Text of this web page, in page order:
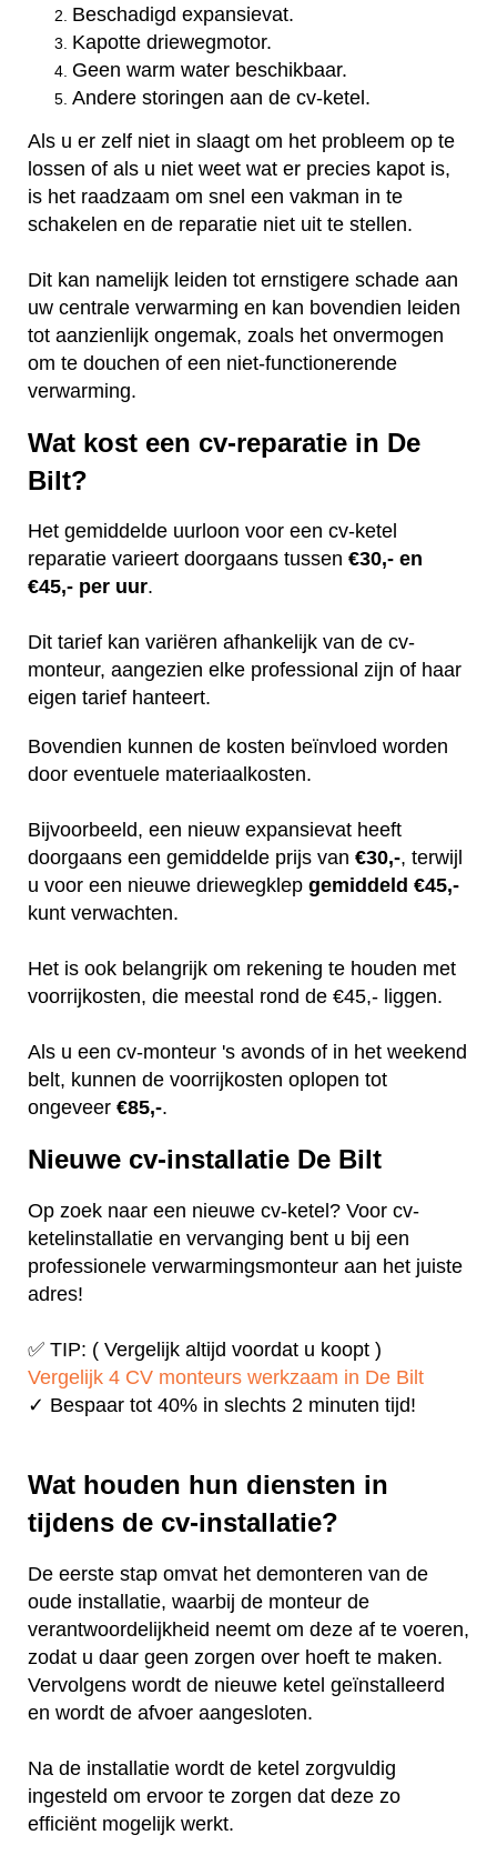
Beschadigd expansievat.
Kapotte driewegmotor.
Geen warm water beschikbaar.
Andere storingen aan de cv-ketel.
Als u er zelf niet in slaagt om het probleem op te
lossen of als u niet weet wat er precies kapot is,
is het raadzaam om snel een vakman in te
schakelen en de reparatie niet uit te stellen.
Dit kan namelijk leiden tot ernstigere schade aan
uw centrale verwarming en kan bovendien leiden
tot aanzienlijk ongemak, zoals het onvermogen
om te douchen of een niet-functionerende
verwarming.
Wat kost een cv-reparatie in De
Bilt?
Het gemiddelde uurloon voor een cv-ketel
reparatie varieert doorgaans tussen €30,- en
€45,- per uur.
Dit tarief kan variëren afhankelijk van de cv-
monteur, aangezien elke professional zijn of haar
eigen tarief hanteert.
Bovendien kunnen de kosten beïnvloed worden
door eventuele materiaalkosten.
Bijvoorbeeld, een nieuw expansievat heeft
doorgaans een gemiddelde prijs van €30,-, terwijl
u voor een nieuwe driewegklep gemiddeld €45,-
kunt verwachten.
Het is ook belangrijk om rekening te houden met
voorrijkosten, die meestal rond de €45,- liggen.
Als u een cv-monteur 's avonds of in het weekend
belt, kunnen de voorrijkosten oplopen tot
ongeveer €85,-.
Nieuwe cv-installatie De Bilt
Op zoek naar een nieuwe cv-ketel? Voor cv-
ketelinstallatie en vervanging bent u bij een
professionele verwarmingsmonteur aan het juiste
adres!
✅ TIP: ( Vergelijk altijd voordat u koopt )
Vergelijk 4 CV monteurs werkzaam in De Bilt
✓ Bespaar tot 40% in slechts 2 minuten tijd!
Wat houden hun diensten in
tijdens de cv-installatie?
De eerste stap omvat het demonteren van de
oude installatie, waarbij de monteur de
verantwoordelijkheid neemt om deze af te voeren,
zodat u daar geen zorgen over hoeft te maken.
Vervolgens wordt de nieuwe ketel geïnstalleerd
en wordt de afvoer aangesloten.
Na de installatie wordt de ketel zorgvuldig
ingesteld om ervoor te zorgen dat deze zo
efficiënt mogelijk werkt.